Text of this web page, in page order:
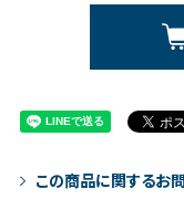
この商品に関するお